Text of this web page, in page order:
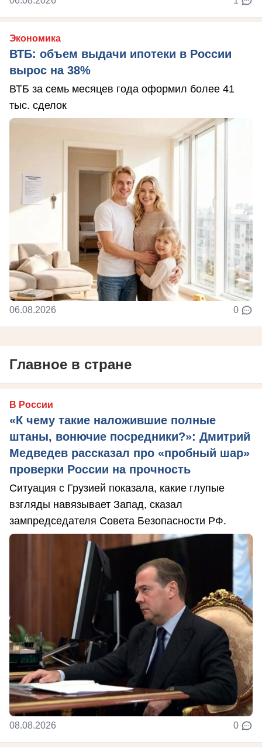
Экономика
ВТБ: объем выдачи ипотеки в России
вырос на 38%
ВТБ за семь месяцев года оформил более 41
тыс. сделок
06.08.2026 0
Главное в стране
В России
«К чему такие наложившие полные
штаны, вонючие посредники?»: Дмитрий
Медведев рассказал про «пробный шар»
проверки России на прочность
Ситуация с Грузией показала, какие глупые
взгляды навязывает Запад, сказал
зампредседателя Совета Безопасности РФ.
08.08.2026 0